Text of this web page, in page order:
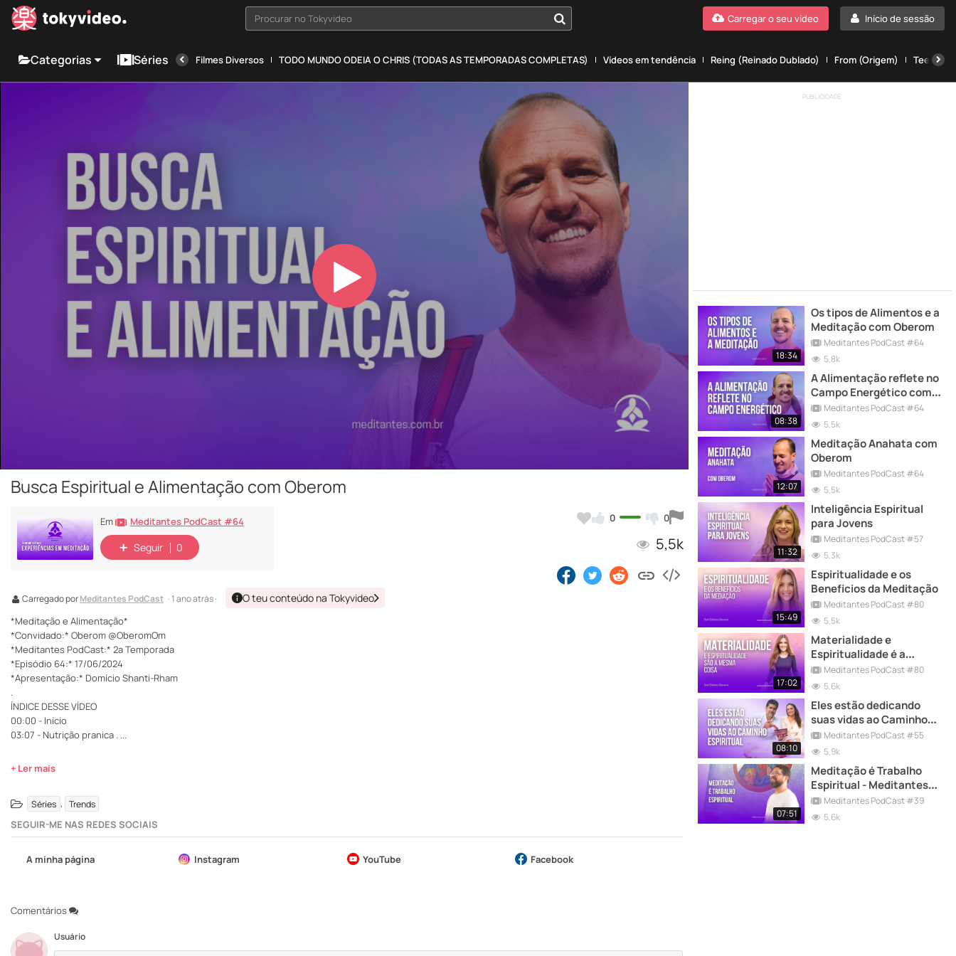
Procurar no Tokyvideo Início de sessão
Carregar o seu vídeo
Categorias Séries Filmes Diversos TODO MUNDO ODEIA O CHRIS (TODAS AS TEMPORADAS COMPLETAS) Vídeos em tendência Reing (Reinado Dublado) From (Origem) Teen
Play
Video
Busca Espiritual e Alimentação com Oberom
0 0
5,5k
Em Meditantes PodCast #64
Seguir 0
Carregado porMeditantes PodCast · 1 ano atrás · O teu conteúdo na Tokyvideo
*Meditação e Alimentação*
*Convidado:* Oberom @OberomOm
*Meditantes PodCast:* 2ª Temporada
*Episódio 64:* 17/06/2024
*Apresentação:* Domício Shanti-Rham
.
ÍNDICE DESSE VÍDEO
00:00 - Início
03:07 - Nutrição pranica . ...
+ Ler mais
Séries , Trends
SEGUIR-ME NAS REDES SOCIAIS
A minha página Instagram YouTube Facebook
Comentários
Usuário
PUBLICIDADE
18:34
Os tipos de Alimentos e a
Meditação com Oberom
Meditantes PodCast #64
5,8k
08:38
A Alimentação reflete no
Campo Energético com
Oberom
Meditantes PodCast #64
5,5k
12:07
Meditação Anahata com
Oberom
Meditantes PodCast #64
5,5k
11:32
Inteligência Espiritual
para Jovens
Meditantes PodCast #57
5,3k
15:49
Espiritualidade e os
Benefícios da Meditação
Meditantes PodCast #80
5,5k
17:02
Materialidade e
Espiritualidade é a
mesma coisa
Meditantes PodCast #80
5,6k
08:10
Eles estão dedicando
suas vidas ao Caminho
Espiritual
Meditantes PodCast #55
5,9k
07:51
Meditação é Trabalho
Espiritual - Meditantes
PodCast #39
Meditantes PodCast #39
5,6k